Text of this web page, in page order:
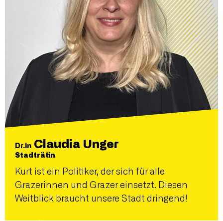
Dr.in Claudia Unger
Stadträtin
Kurt ist ein Politiker, der sich für alle
Grazerinnen und Grazer einsetzt. Diesen
Weitblick braucht unsere Stadt dringend!